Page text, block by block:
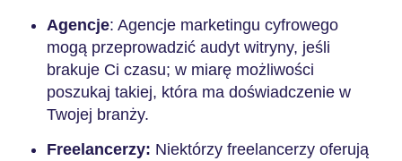
Agencje: Agencje marketingu cyfrowego
mogą przeprowadzić audyt witryny, jeśli
brakuje Ci czasu; w miarę możliwości
poszukaj takiej, która ma doświadczenie w
Twojej branży.
Freelancerzy: Niektórzy freelancerzy oferują